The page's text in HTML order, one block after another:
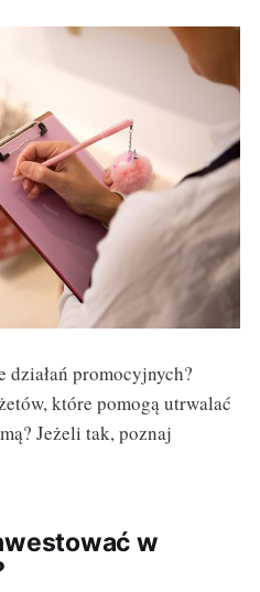
działań promocyjnych?
które pomogą utrwalać
Jeżeli tak, poznaj
w